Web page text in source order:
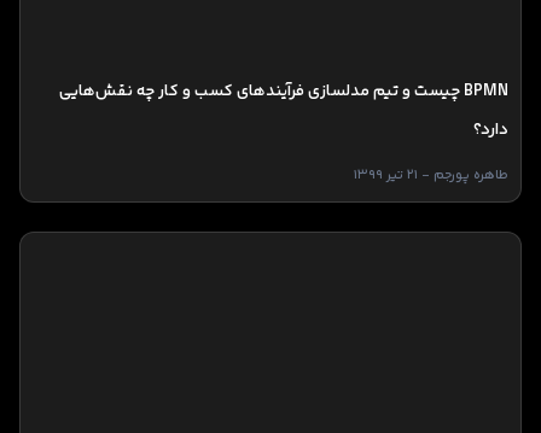
BPMN چیست و تیم مدلسازی فرآیندهای کسب و کار چه نقش‌هایی
دارد؟
طاهره پورجم - 21 تیر 1399